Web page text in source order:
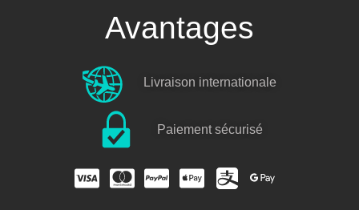
Avantages
Livraison internationale
Paiement sécurisé